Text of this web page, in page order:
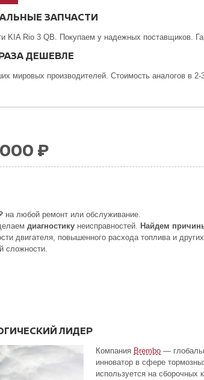
ЗАПЧАСТИ
KIA Rio 3 QB. Покупаем у надежных поставщиков.
ДЕШЕВЛЕ
мировых производителей. Стоимость аналогов в
₽
на любой ремонт или обслуживание.
диагностикунеисправностей. Найдем
двигателя, повышенного расхода топлива и других
сложности.
ЛИДЕР
Компания Brembo —
инноватор в сфере
используется на сборочных